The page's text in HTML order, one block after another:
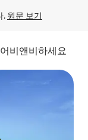
. 원문 보기
비앤비하세요